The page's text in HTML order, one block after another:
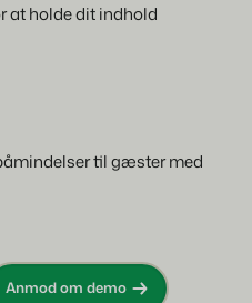
at holde dit indhold
til gæster med
Anmod om demo